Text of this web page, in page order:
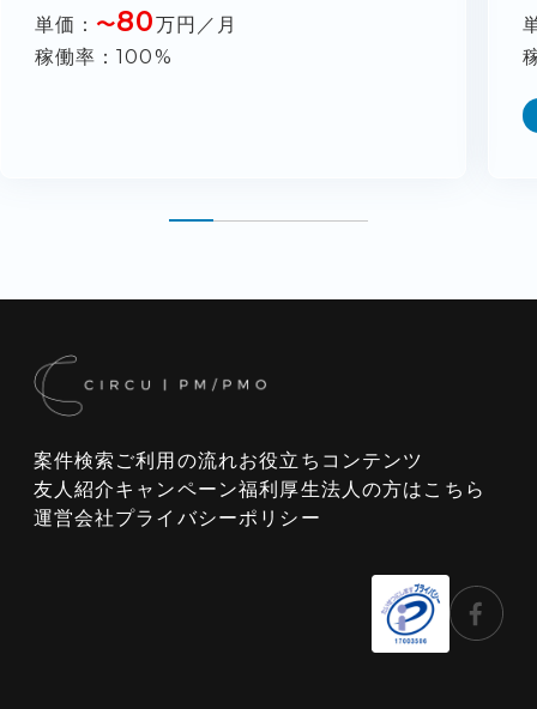
単価
〜80万円／月
稼働率
100%
案件検索 ご利用の流れお役立ちコンテンツ
友人紹介キャンペーン福利厚生法人の方はこちら
運営会社プライバシーポリシー